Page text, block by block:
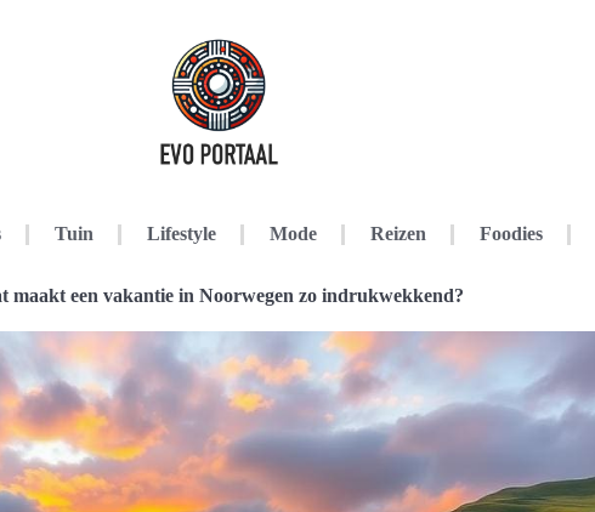
Tuin Lifestyle Mode Reizen Foodies
maakt een vakantie in Noorwegen zo indrukwekkend?